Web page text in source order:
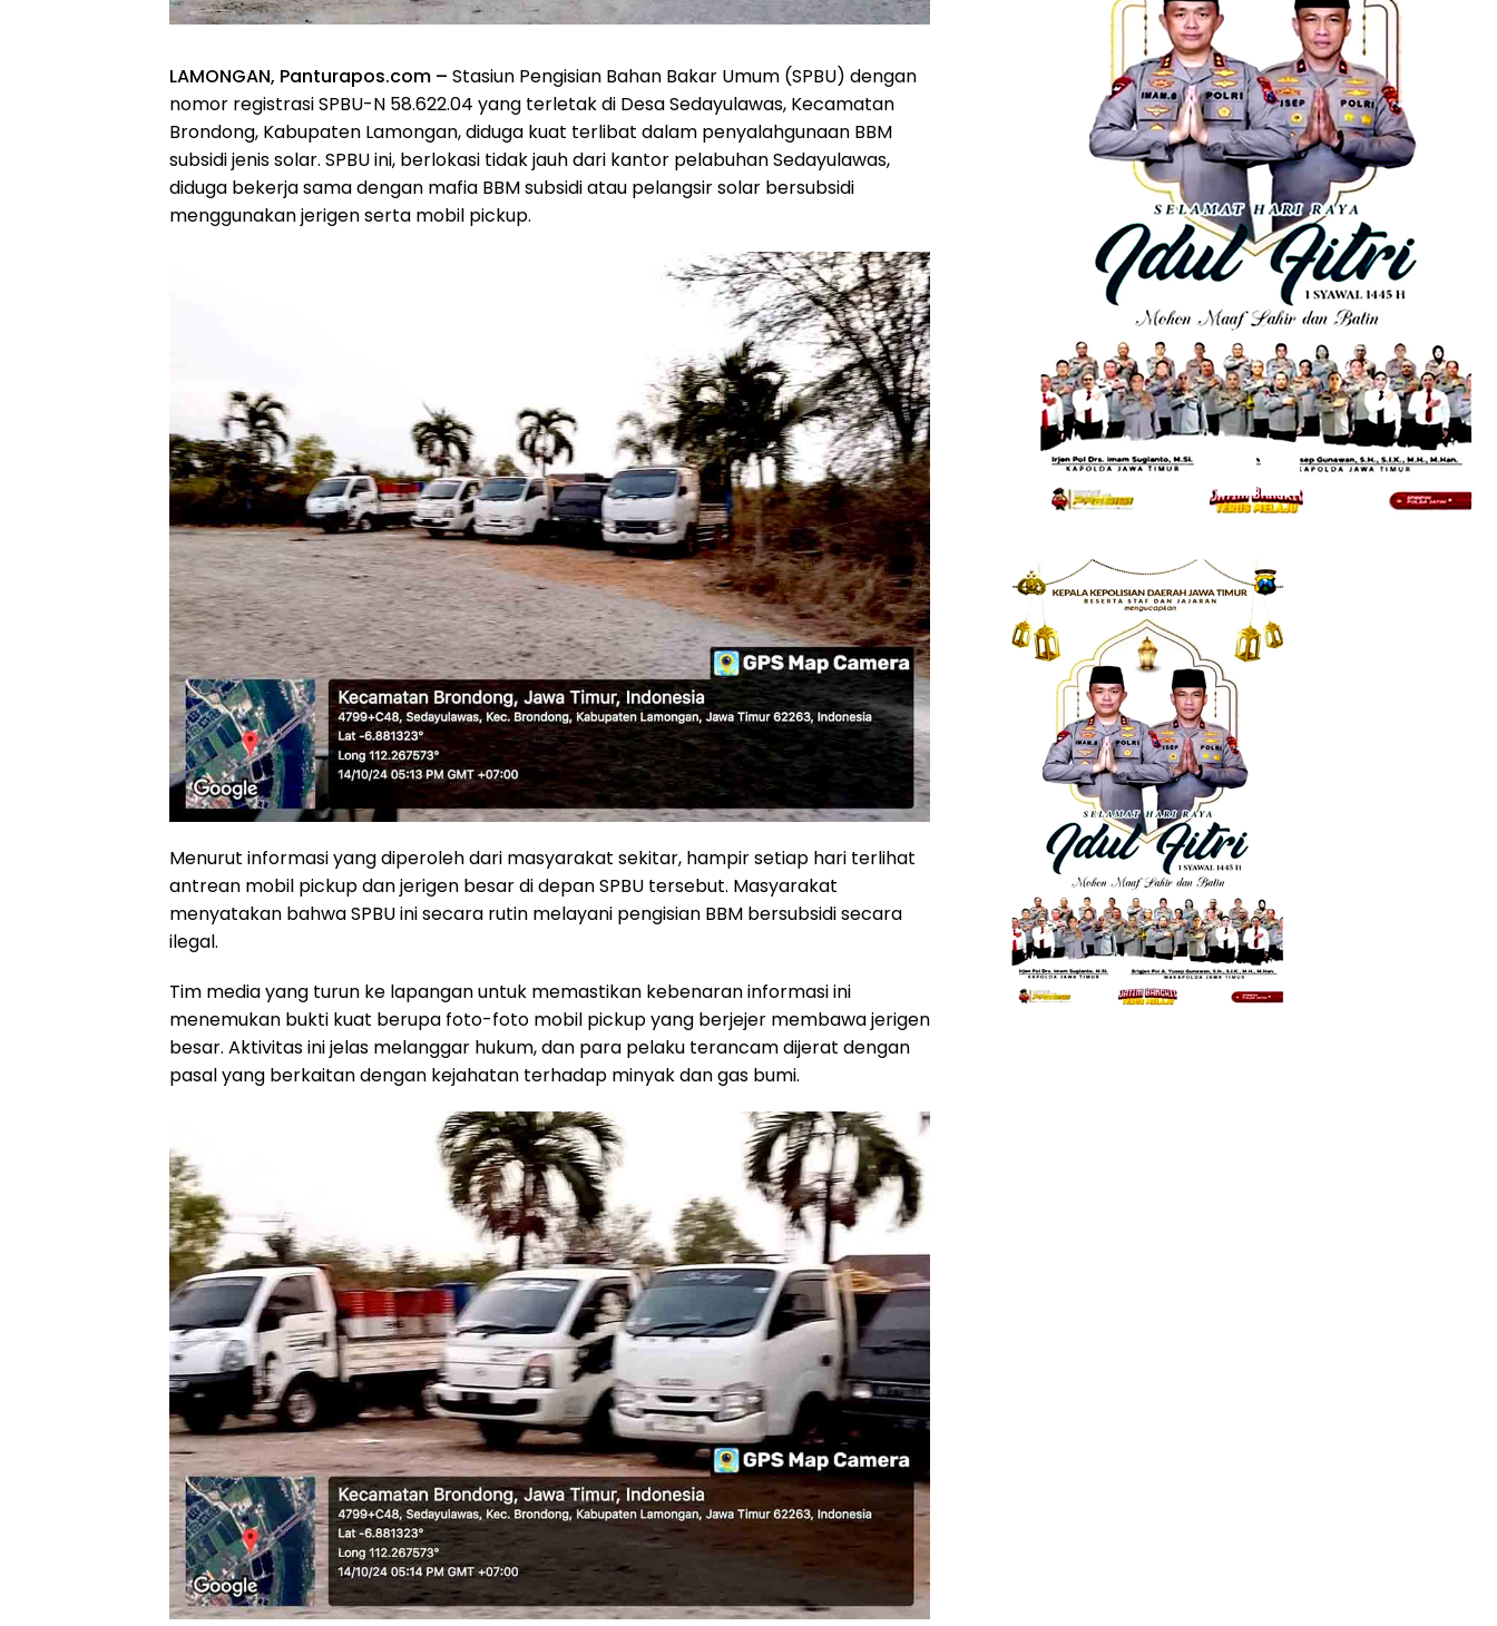
LAMONGAN, Panturapos.com – Stasiun Pengisian Bahan Bakar Umum (SPBU) dengan
nomor registrasi SPBU-N 58.622.04 yang terletak di Desa Sedayulawas, Kecamatan
Brondong, Kabupaten Lamongan, diduga kuat terlibat dalam penyalahgunaan BBM
subsidi jenis solar. SPBU ini, berlokasi tidak jauh dari kantor pelabuhan Sedayulawas,
diduga bekerja sama dengan mafia BBM subsidi atau pelangsir solar bersubsidi
menggunakan jerigen serta mobil pickup.
Menurut informasi yang diperoleh dari masyarakat sekitar, hampir setiap hari terlihat
antrean mobil pickup dan jerigen besar di depan SPBU tersebut. Masyarakat
menyatakan bahwa SPBU ini secara rutin melayani pengisian BBM bersubsidi secara
ilegal.
Tim media yang turun ke lapangan untuk memastikan kebenaran informasi ini
menemukan bukti kuat berupa foto-foto mobil pickup yang berjejer membawa jerigen
besar. Aktivitas ini jelas melanggar hukum, dan para pelaku terancam dijerat dengan
pasal yang berkaitan dengan kejahatan terhadap minyak dan gas bumi.